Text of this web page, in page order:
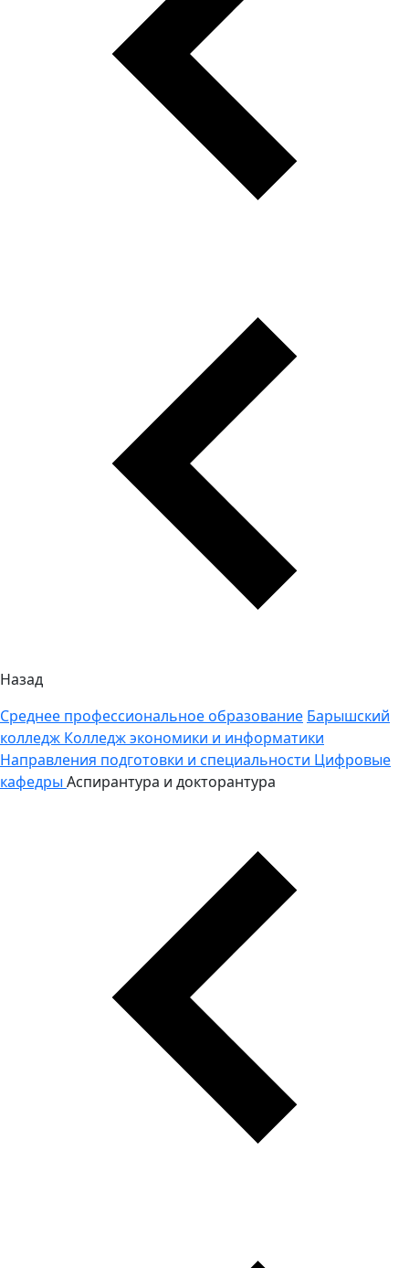
Назад
Среднее профессиональное образование Барышский
колледж Колледж экономики и информатики
Направления подготовки и специальности Цифровые
кафедры Аспирантура и докторантура